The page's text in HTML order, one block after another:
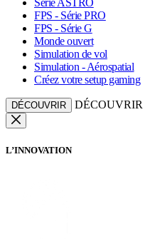
Série ASTRO
FPS - Série PRO
FPS - Série G
Monde ouvert
Simulation de vol
Simulation - Aérospatial
Créez votre setup gaming
DÉCOUVRIR DÉCOUVRIR
L’INNOVATION